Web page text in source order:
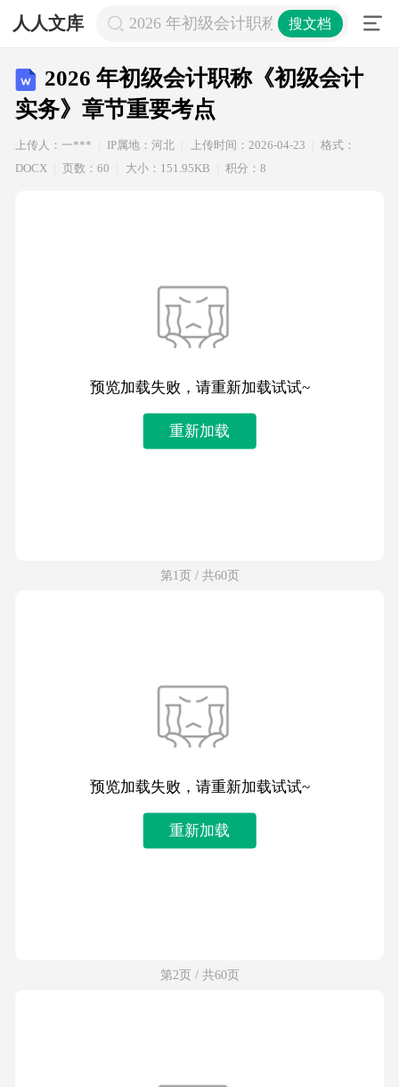
人人文库 2026 年初级会计职称《初级会计实务
搜文档
2026 年初级会计职称《初级会计
实务》章节重要考点
上传人：一*** IP属地：河北 上传时间：2026-04-23
格式：
DOCX
页数：60 大小：151.95KB 积分：8
预览加载失败，请重新加载试试~
重新加载
第1页 / 共60页
预览加载失败，请重新加载试试~
重新加载
第2页 / 共60页